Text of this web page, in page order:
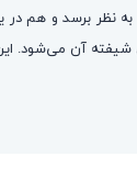
برسد و هم
آن می‌شود. این